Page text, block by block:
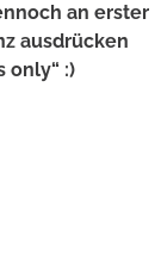
an erster
ausdrücken
only“ :)